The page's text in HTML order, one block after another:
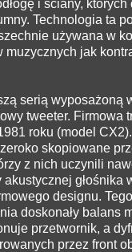
i ściany,
Technologia ta
używana w
muzycznych jak
serią wyposażoną
tweeter. Firmowa
roku (model
skopiowane
z nich uczynili
akustycznej głośnika
designu.
doskonały balans
przetwornik, a
przez front